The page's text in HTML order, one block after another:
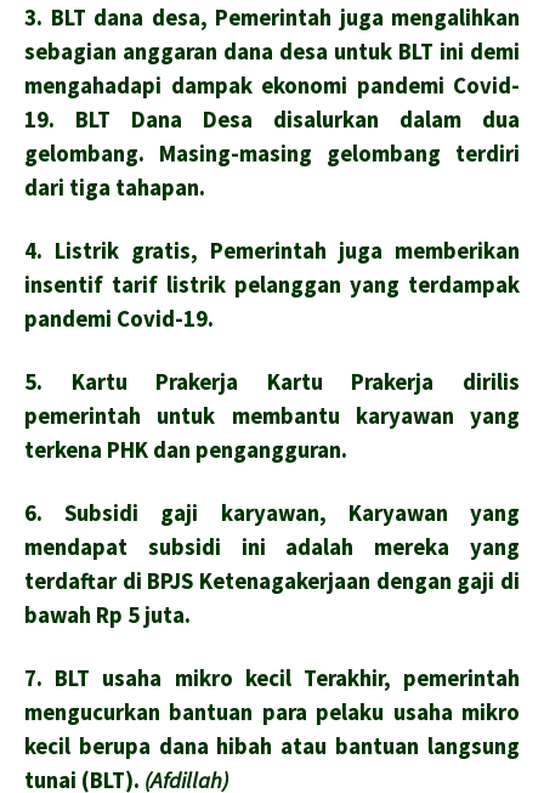
3. BLT dana desa, Pemerintah juga mengalihkan
sebagian anggaran dana desa untuk BLT ini demi
mengahadapi dampak ekonomi pandemi Covid-
19. BLT Dana Desa disalurkan dalam dua
gelombang. Masing-masing gelombang terdiri
dari tiga tahapan.
4. Listrik gratis, Pemerintah juga memberikan
insentif tarif listrik pelanggan yang terdampak
pandemi Covid-19.
5. Kartu Prakerja Kartu Prakerja dirilis
pemerintah untuk membantu karyawan yang
terkena PHK dan pengangguran.
6. Subsidi gaji karyawan, Karyawan yang
mendapat subsidi ini adalah mereka yang
terdaftar di BPJS Ketenagakerjaan dengan gaji di
bawah Rp 5 juta.
7. BLT usaha mikro kecil Terakhir, pemerintah
mengucurkan bantuan para pelaku usaha mikro
kecil berupa dana hibah atau bantuan langsung
tunai (BLT). (Afdillah)